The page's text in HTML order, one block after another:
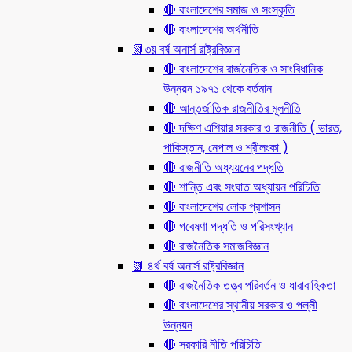
🔴 বাংলাদেশের সমাজ ও সংস্কৃতি
🔴 বাংলাদেশের অর্থনীতি
📗৩য় বর্ষ অনার্স রাষ্ট্রবিজ্ঞান
🔴 বাংলাদেশের রাজনৈতিক ও সাংবিধানিক
উন্নয়ন ১৯৭১ থেকে বর্তমান
🔴 আন্তর্জাতিক রাজনীতির মূলনীতি
🔴 দক্ষিণ এশিয়ার সরকার ও রাজনীতি ( ভারত,
পাকিস্তান, নেপাল ও শ্রীলংকা )
🔴 রাজনীতি অধ্যয়নের পদ্ধতি
🔴 শান্তি এবং সংঘাত অধ্যায়ন পরিচিতি
🔴 বাংলাদেশের লোক প্রশাসন
🔴 গবেষণা পদ্ধতি ও পরিসংখ্যান
🔴 রাজনৈতিক সমাজবিজ্ঞান
📗 ৪র্থ বর্ষ অনার্স রাষ্ট্রবিজ্ঞান
🔴 রাজনৈতিক তত্ত্ব পরিবর্তন ও ধারাবাহিকতা
🔴 বাংলাদেশের স্থানীয় সরকার ও পল্লী
উন্নয়ন
🔴 সরকারি নীতি পরিচিতি